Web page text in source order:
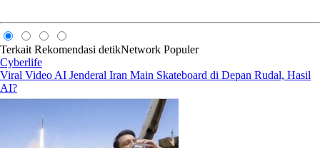
Terkait Rekomendasi detikNetwork Populer
Cyberlife
Viral Video AI Jenderal Iran Main Skateboard di Depan Rudal, Hasil
AI?